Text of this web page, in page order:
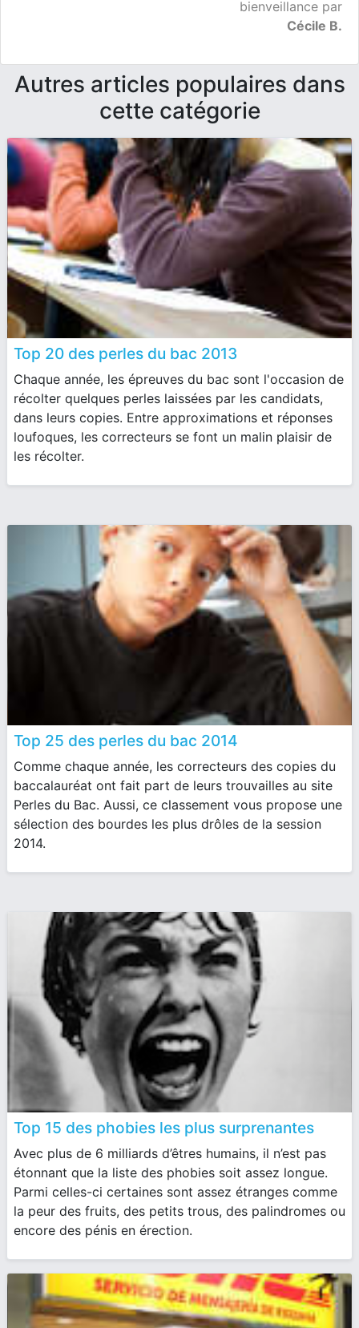
bienveillance par
Cécile B.
Autres articles populaires dans
cette catégorie
Top 20 des perles du bac 2013
Chaque année, les épreuves du bac sont l'occasion de
récolter quelques perles laissées par les candidats,
dans leurs copies. Entre approximations et réponses
loufoques, les correcteurs se font un malin plaisir de
les récolter.
Top 25 des perles du bac 2014
Comme chaque année, les correcteurs des copies du
baccalauréat ont fait part de leurs trouvailles au site
Perles du Bac. Aussi, ce classement vous propose une
sélection des bourdes les plus drôles de la session
2014.
Top 15 des phobies les plus surprenantes
Avec plus de 6 milliards d’êtres humains, il n’est pas
étonnant que la liste des phobies soit assez longue.
Parmi celles-ci certaines sont assez étranges comme
la peur des fruits, des petits trous, des palindromes ou
encore des pénis en érection.